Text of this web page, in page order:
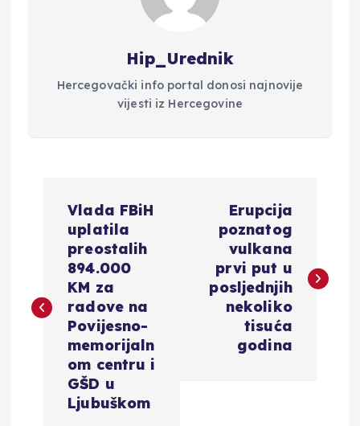
Hip_Urednik
Hercegovački info portal donosi najnovije
vijesti iz Hercegovine
i
Vlada FBiH
uplatila
preostalih
894.000
KM za
radove na
Povijesno-
memorijaln
om centru i
GŠD u
Ljubuškom
Erupcija
poznatog
vulkana
prvi put u
posljednjih
nekoliko
tisuća
godina